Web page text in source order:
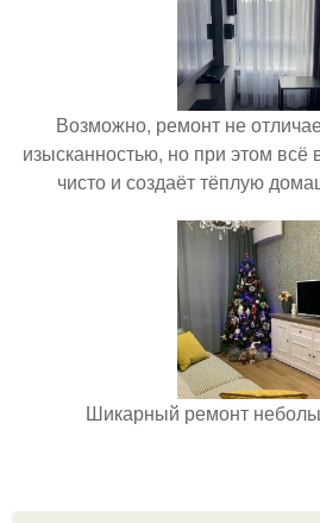
Возможно, ремонт не
изысканностью, но при этом всё
чисто и создаёт тёплую
Шикарный ремонт